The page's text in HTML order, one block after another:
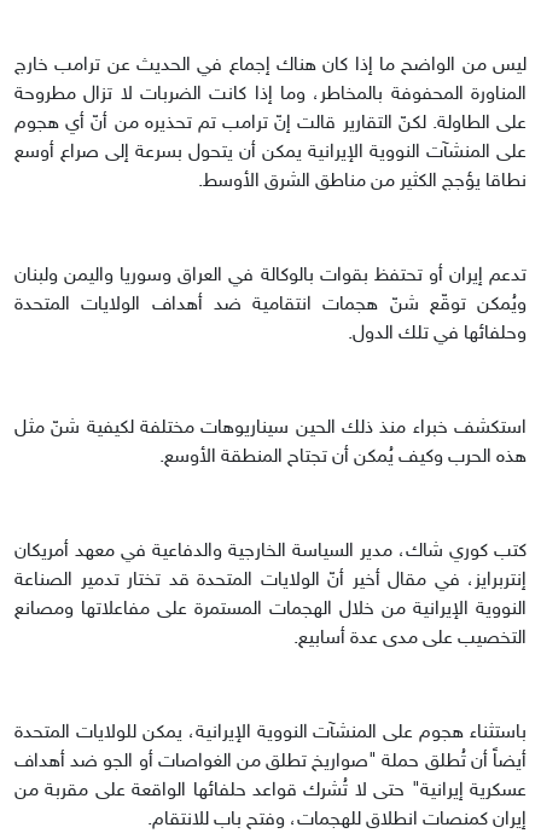
ليس من الواضح ما إذا كان هناك إجماع في الحديث عن ترامب خارج
المناورة المحفوفة بالمخاطر، وما إذا كانت الضربات لا تزال مطروحة
على الطاولة. لكنّ التقارير قالت إنّ ترامب تم تحذيره من أنّ أي هجوم
على المنشآت النووية الإيرانية يمكن أن يتحول بسرعة إلى صراع أوسع
نطاقا يؤجج الكثير من مناطق الشرق الأوسط.
تدعم إيران أو تحتفظ بقوات بالوكالة في العراق وسوريا واليمن ولبنان
ويُمكن توقّع شنّ هجمات انتقامية ضد أهداف الولايات المتحدة
وحلفائها في تلك الدول.
استكشف خبراء منذ ذلك الحين سيناريوهات مختلفة لكيفية شنّ مثل
هذه الحرب وكيف يُمكن أن تجتاح المنطقة الأوسع.
كتب كوري شاك، مدير السياسة الخارجية والدفاعية في معهد أمريكان
إنتربرايز، في مقال أخير أنّ الولايات المتحدة قد تختار تدمير الصناعة
النووية الإيرانية من خلال الهجمات المستمرة على مفاعلاتها ومصانع
التخصيب على مدى عدة أسابيع.
باستثناء هجوم على المنشآت النووية الإيرانية، يمكن للولايات المتحدة
أيضاً أن تُطلق حملة "صواريخ تطلق من الغواصات أو الجو ضد أهداف
عسكرية إيرانية" حتى لا تُشرك قواعد حلفائها الواقعة على مقربة من
إيران كمنصات انطلاق للهجمات، وفتح باب للانتقام.